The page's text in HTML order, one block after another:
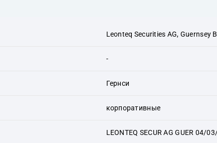
Leonteq Securities AG, Guernsey
-
Гернси
корпоративные
LEONTEQ SECUR AG GUER 04/